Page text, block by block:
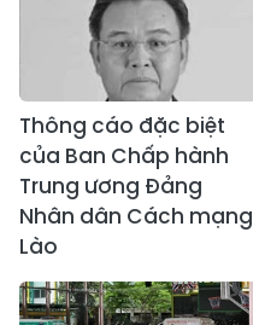
Thông cáo đặc biệt
của Ban Chấp hành
Trung ương Đảng
Nhân dân Cách mạng
Lào